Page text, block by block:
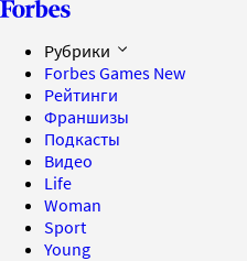
Рубрики
Forbes Games New
Рейтинги
Франшизы
Подкасты
Видео
Life
Woman
Sport
Young